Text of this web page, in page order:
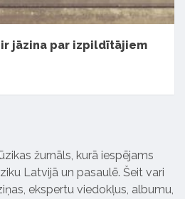
jāzina par izpildītājiem
žurnāls, kurā iespējams
Latvijā un pasaulē. Šeit vari
ekspertu viedokļus, albumu,